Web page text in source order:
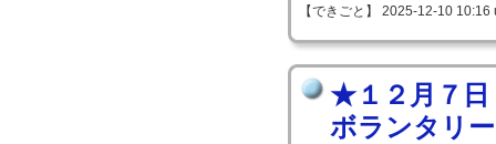
【できごと】 2025-12-10
★１２月７日
ボランタリ